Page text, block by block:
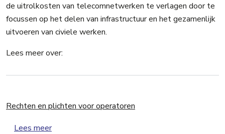
de uitrolkosten van telecomnetwerken te verlagen door te
focussen op het delen van infrastructuur en het gezamenlijk
uitvoeren van civiele werken.
Lees meer over:
Rechten en plichten voor operatoren
Lees meerover Rechten en plichten voor operatoren